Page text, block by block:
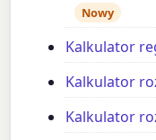
Nowy
Kalkulator
Kalkulator
Kalkulator